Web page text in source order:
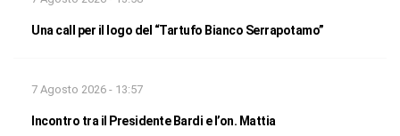
Una call per il logo del “Tartufo Bianco Serrapotamo”
7 Agosto 2026 - 13:57
Incontro tra il Presidente Bardi e l’on. Mattia